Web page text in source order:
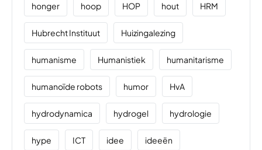
honger hoop HOP hout HRM
Hubrecht Instituut Huizingalezing
humanisme Humanistiek humanitarisme
humanoïde robots humor HvA
hydrodynamica hydrogel hydrologie
hype ICT idee ideeën